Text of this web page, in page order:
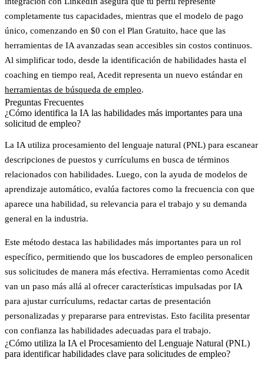
completamente tus capacidades, mientras que el modelo de pago
único, comenzando en $0 con el Plan Gratuito, hace que las
herramientas de IA avanzadas sean accesibles sin costos continuos.
Al simplificar todo, desde la identificación de habilidades hasta el
coaching en tiempo real, Acedit representa un nuevo estándar en
herramientas de búsqueda de empleo.
Preguntas Frecuentes
¿Cómo identifica la IA las habilidades más importantes para una
solicitud de empleo?
La IA utiliza procesamiento del lenguaje natural (PNL) para escanear
descripciones de puestos y currículums en busca de términos
relacionados con habilidades. Luego, con la ayuda de modelos de
aprendizaje automático, evalúa factores como la frecuencia con que
aparece una habilidad, su relevancia para el trabajo y su demanda
general en la industria.
Este método destaca las habilidades más importantes para un rol
específico, permitiendo que los buscadores de empleo personalicen
sus solicitudes de manera más efectiva. Herramientas como Acedit
van un paso más allá al ofrecer características impulsadas por IA
para ajustar currículums, redactar cartas de presentación
personalizadas y prepararse para entrevistas. Esto facilita presentar
con confianza las habilidades adecuadas para el trabajo.
¿Cómo utiliza la IA el Procesamiento del Lenguaje Natural (PNL)
para identificar habilidades clave para solicitudes de empleo?